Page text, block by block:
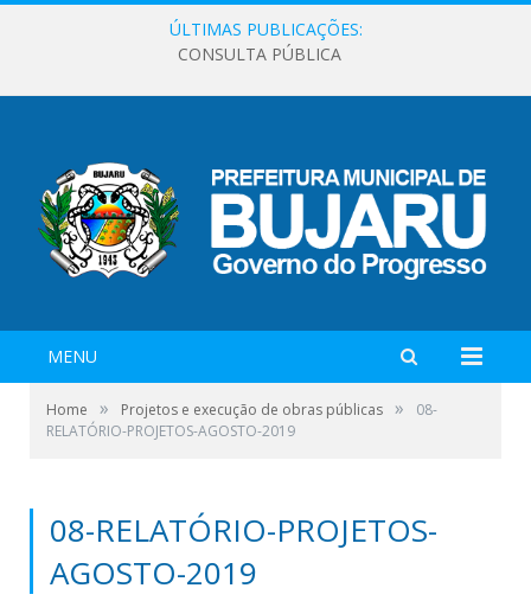
ÚLTIMAS PUBLICAÇÕES:
CONSULTA PÚBLICA
MENU
Home » Projetos e execução de obras públicas »
08-
RELATÓRIO-PROJETOS-AGOSTO-2019
08-RELATÓRIO-PROJETOS-
AGOSTO-2019